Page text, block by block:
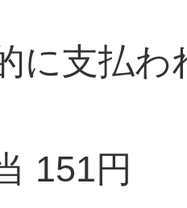
に支払
151円